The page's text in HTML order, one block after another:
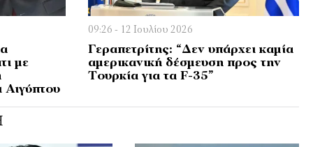
με
Αιγύπτου
09:26 - 12 Ιουλίου 2026
Γεραπετρίτης: “Δεν υπάρχει καμία
αμερικανική δέσμευση προς την
Τουρκία για τα F-35”